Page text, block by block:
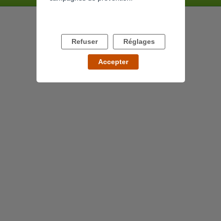
Refuser Réglages
Accepter